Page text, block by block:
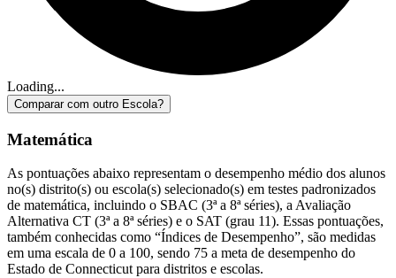
Loading...
Comparar com outro Escola?
Matemática
As pontuações abaixo representam o desempenho médio dos alunos
no(s) distrito(s) ou escola(s) selecionado(s) em testes padronizados
de matemática, incluindo o SBAC (3ª a 8ª séries), a Avaliação
Alternativa CT (3ª a 8ª séries) e o SAT (grau 11). Essas pontuações,
também conhecidas como “Índices de Desempenho”, são medidas
em uma escala de 0 a 100, sendo 75 a meta de desempenho do
Estado de Connecticut para distritos e escolas.